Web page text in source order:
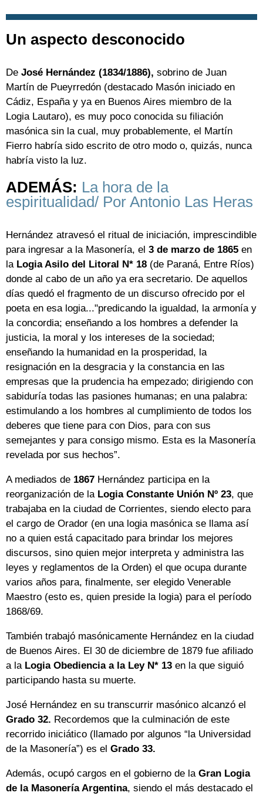
Un aspecto desconocido
De José Hernández (1834/1886), sobrino de Juan
Martín de Pueyrredón (destacado Masón iniciado en
Cádiz, España y ya en Buenos Aires miembro de la
Logia Lautaro), es muy poco conocida su filiación
masónica sin la cual, muy probablemente, el Martín
Fierro habría sido escrito de otro modo o, quizás, nunca
habría visto la luz.
ADEMÁS: La hora de la
espiritualidad/ Por Antonio Las Heras
Hernández atravesó el ritual de iniciación, imprescindible
para ingresar a la Masonería, el 3 de marzo de 1865 en
la Logia Asilo del Litoral N* 18 (de Paraná, Entre Ríos)
donde al cabo de un año ya era secretario. De aquellos
días quedó el fragmento de un discurso ofrecido por el
poeta en esa logia..."predicando la igualdad, la armonía y
la concordia; enseñando a los hombres a defender la
justicia, la moral y los intereses de la sociedad;
enseñando la humanidad en la prosperidad, la
resignación en la desgracia y la constancia en las
empresas que la prudencia ha empezado; dirigiendo con
sabiduría todas las pasiones humanas; en una palabra:
estimulando a los hombres al cumplimiento de todos los
deberes que tiene para con Dios, para con sus
semejantes y para consigo mismo. Esta es la Masonería
revelada por sus hechos”.
A mediados de 1867 Hernández participa en la
reorganización de laLogia Constante Unión Nº 23, que
trabajaba en la ciudad de Corrientes, siendo electo para
el cargo de Orador (en una logia masónica se llama así
no a quien está capacitado para brindar los mejores
discursos, sino quien mejor interpreta y administra las
leyes y reglamentos de la Orden) el que ocupa durante
varios años para, finalmente, ser elegido Venerable
Maestro (esto es, quien preside la logia) para el período
1868/69.
También trabajó masónicamente Hernández en la ciudad
de Buenos Aires. El 30 de diciembre de 1879 fue afiliado
a la Logia Obediencia a la Ley N* 13 en la que siguió
participando hasta su muerte.
José Hernández en su transcurrir masónico alcanzó el
Grado 32. Recordemos que la culminación de este
recorrido iniciático (llamado por algunos “la Universidad
de la Masonería”) es el Grado 33.
Además, ocupó cargos en el gobierno de la Gran Logia
de la Masonería Argentina, siendo el más destacado el